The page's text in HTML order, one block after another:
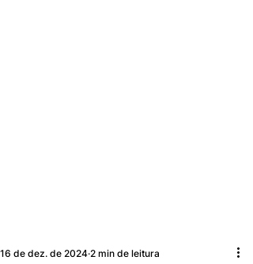
16 de dez. de 2024 2 min de leitura